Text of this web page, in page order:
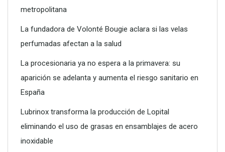
Poliéster Casariche lidera la vanguardia en soluciones
hidráulicas con sus nuevas piscinas de alta resistencia
metropolitana
La fundadora de Volonté Bougie aclara si las velas
perfumadas afectan a la salud
La procesionaria ya no espera a la primavera: su
aparición se adelanta y aumenta el riesgo sanitario en
España
Lubrinox transforma la producción de Lopital
eliminando el uso de grasas en ensamblajes de acero
inoxidable